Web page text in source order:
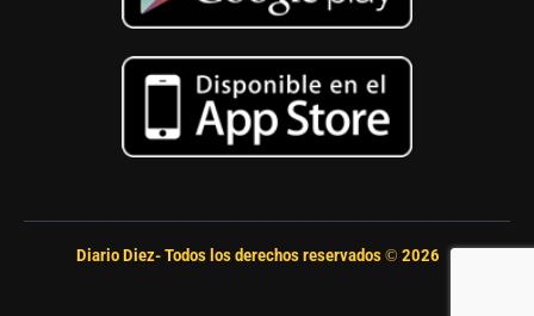
Diario Diez- Todos los derechos reservados © 2026